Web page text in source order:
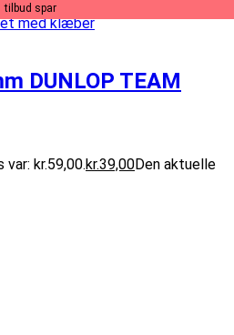
tilbud spar
DUNLOP TEAM
var: kr.59,00.kr.39,00Den aktuelle